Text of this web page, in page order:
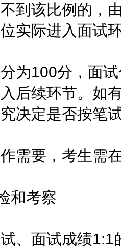
到该比例的，
实际进入面试
100分，面试
后续环节。如
决定是否按笔
要，考生需在
考察
面试成绩1:1